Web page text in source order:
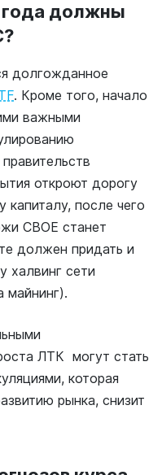
года должны
долгожданное
. Кроме того, начало
важными
откроют дорогу
капиталу, после чего
СВОЕ станет
должен придать и
халвинг сети
майнинг).
ЛТК могут стать
которая
рынка, снизит